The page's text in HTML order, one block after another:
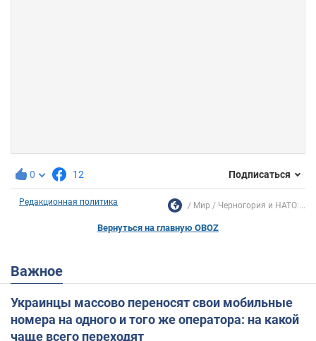
0 12 Подписаться
Редакционная политика Мир Черногория и НАТО:...
Вернуться на главную OBOZ
Важное
Украинцы массово переносят свои мобильные
номера на одного и того же оператора: на какой
чаще всего переходят